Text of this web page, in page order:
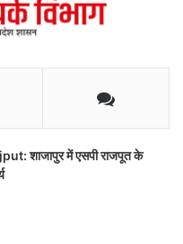
शाजापुर में एसपी राजपूत के